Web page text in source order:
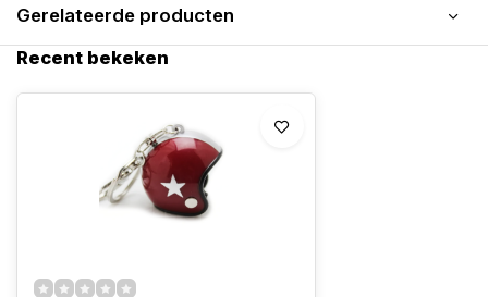
Gerelateerde producten
Recent bekeken